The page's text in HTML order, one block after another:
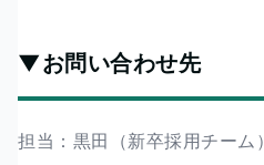
▼お問い合わせ先
担当：黒田（新卒採用チーム）